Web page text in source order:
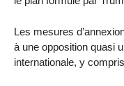
Les mesures
à une opposition quasi
internationale, y